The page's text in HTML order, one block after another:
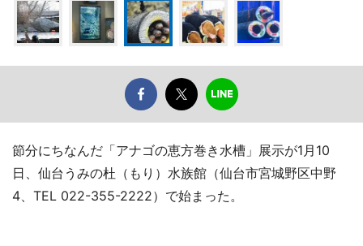
節分にちなんだ「アナゴの恵方巻き水槽」展示が1月10
日、仙台うみの杜（もり）水族館（仙台市宮城野区中野
4、TEL 022-355-2222）で始まった。